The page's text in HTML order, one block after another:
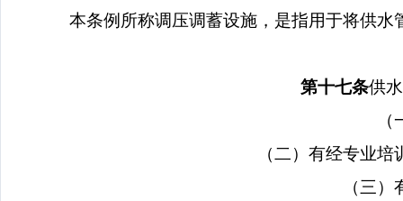
本条例所称调压调蓄设施，是指用于将供
第十七条供
（二）有经专业
（三